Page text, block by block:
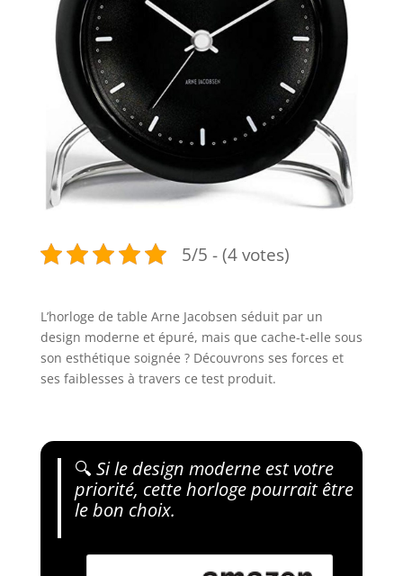
5/5 - (4 votes)
L’horloge de table Arne Jacobsen séduit par un
design moderne et épuré, mais que cache-t-elle sous
son esthétique soignée ? Découvrons ses forces et
ses faiblesses à travers ce test produit.
🔍 Si le design moderne est votre
priorité, cette horloge pourrait être
le bon choix.